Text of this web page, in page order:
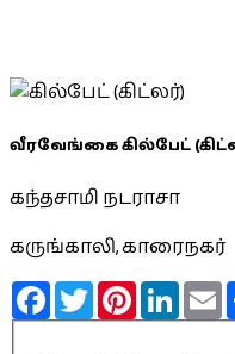
வீரவேங்கை கில்பேட்
கந்தசாமி நடராசா
கருங்காலி, காரைநகர்
FacebookTwitterPinterest